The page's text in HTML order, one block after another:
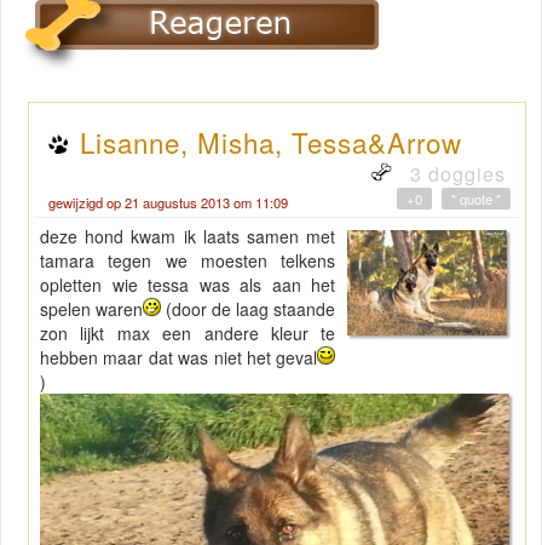
Lisanne, Misha, Tessa&Arrow
3 doggies
gewijzigd op 21 augustus 2013 om 11:09 " quote "
+0
deze hond kwam ik laats samen met
tamara tegen we moesten telkens
opletten wie tessa was als aan het
spelen waren
(door de laag staande
zon lijkt max een andere kleur te
hebben maar dat was niet het geval
)